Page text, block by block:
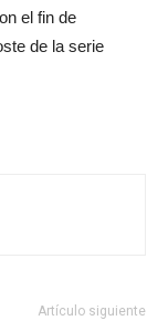
el fin de
de la serie
Artículo siguiente